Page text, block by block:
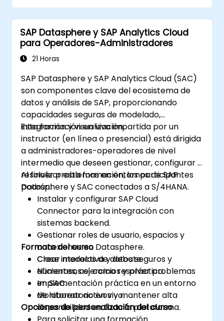
SAP Datasphere y SAP Analytics Cloud
para Operadores-Administradores
21 Horas
SAP Datasphere y SAP Analytics Cloud (SAC)
son componentes clave del ecosistema de
datos y análisis de SAP, proporcionando
capacidades seguras de modelado,
integración y visualización.
Esta formación en vivo impartida por un
instructor (en línea o presencial) está dirigida
a administradores-operadores de nivel
intermedio que deseen gestionar, configurar y
resolver problemas en entornos de SAP
Datasphere y SAC conectados a S/4HANA.
Al finalizar esta formación, los participantes
podrán:
Instalar y configurar SAP Cloud
Connector para la integración con
sistemas backend.
Gestionar roles de usuario, espacios y
conexiones en Datasphere.
Crear modelos de datos seguros y
eficientes, así como resolver problemas
en SAC.
Monitorear activos y mantener alta
disponibilidad en toda la plataforma.
Formato del curso
Clase interactiva y debate.
Numerosos ejercicios y práctica.
Implementación práctica en un entorno
de laboratorio en vivo.
Opciones de personalización del curso